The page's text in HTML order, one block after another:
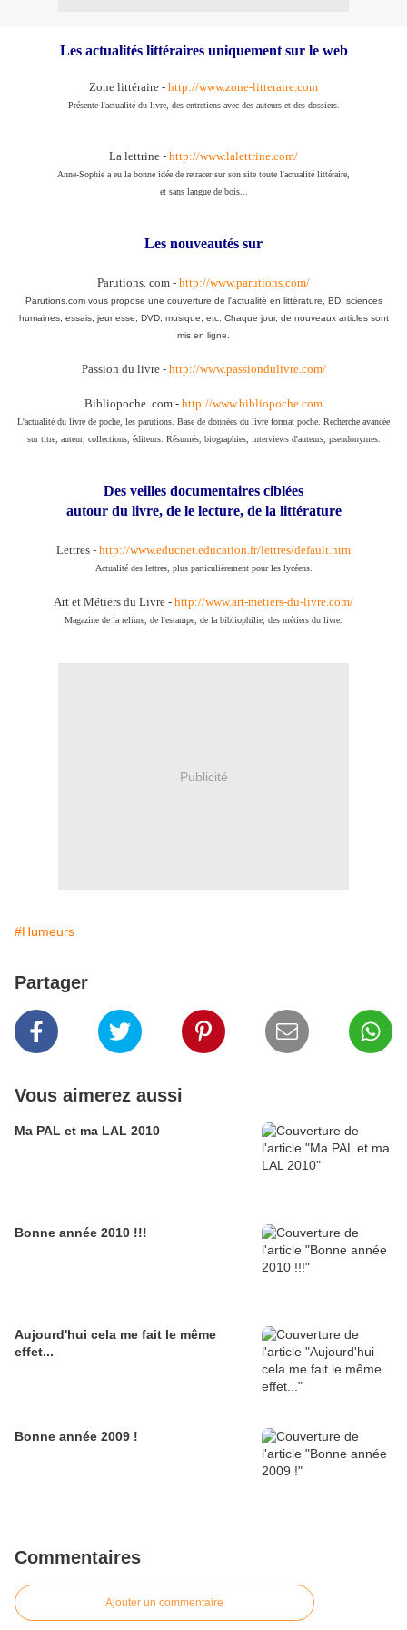
Les actualités littéraires uniquement sur le web
Zone littéraire - http://www.zone-litteraire.com
Présente l'actualité du livre, des entretiens avec des auteurs et des dossiers.
La lettrine - http://www.lalettrine.com/
Anne-Sophie a eu la bonne idée de retracer sur son site toute l'actualité littéraire,
et sans langue de bois...
Les nouveautés sur
Parutions. com - http://www.parutions.com/
Parutions.com vous propose une couverture de l'actualité en littérature, BD, sciences
humaines, essais, jeunesse, DVD, musique, etc. Chaque jour, de nouveaux articles sont
mis en ligne.
Passion du livre - http://www.passiondulivre.com/
Bibliopoche. com - http://www.bibliopoche.com
L'actualité du livre de poche, les parutions. Base de données du livre format poche. Recherche avancée
sur titre, auteur, collections, éditeurs. Résumés, biographies, interviews d'auteurs, pseudonymes.
Des veilles documentaires ciblées
autour du livre, de le lecture, de la littérature
Lettres - http://www.educnet.education.fr/lettres/default.htm
Actualité des lettres, plus particulièrement pour les lycéens.
Art et Métiers du Livre - http://www.art-metiers-du-livre.com/
Magazine de la reliure, de l'estampe, de la bibliophilie, des métiers du livre.
Publicité
#Humeurs
Partager
Vous aimerez aussi
Ma PAL et ma LAL 2010
Bonne année 2010 !!!
Aujourd'hui cela me fait le même
effet...
Bonne année 2009 !
Commentaires
Ajouter un commentaire